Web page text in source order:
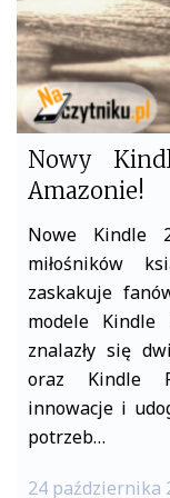
Nowy
Amazonie!
Nowe Kindle
miłośników
zaskakuje
modele
znalazły się
oraz Kindle
innowacje i
potrzeb…
24 października